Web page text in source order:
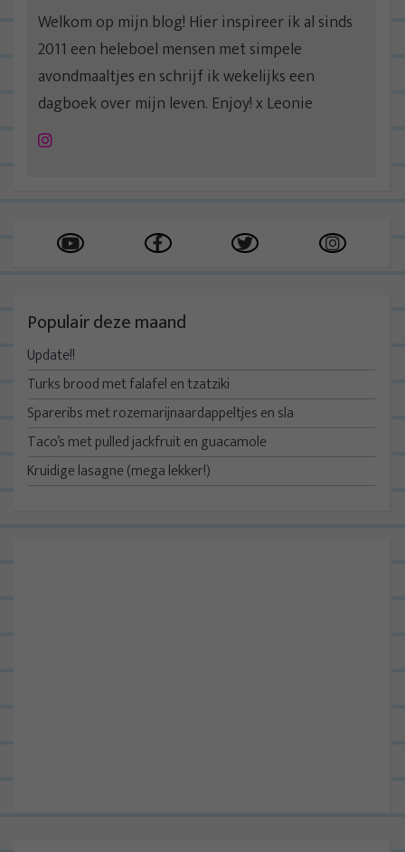
Welkom op mijn blog! Hier inspireer ik al sinds
2011 een heleboel mensen met simpele
avondmaaltjes en schrijf ik wekelijks een
dagboek over mijn leven. Enjoy! x Leonie
Instagram
Populair deze maand
Update!!
Turks brood met falafel en tzatziki
Spareribs met rozemarijnaardappeltjes en sla
Taco’s met pulled jackfruit en guacamole
Kruidige lasagne (mega lekker!)